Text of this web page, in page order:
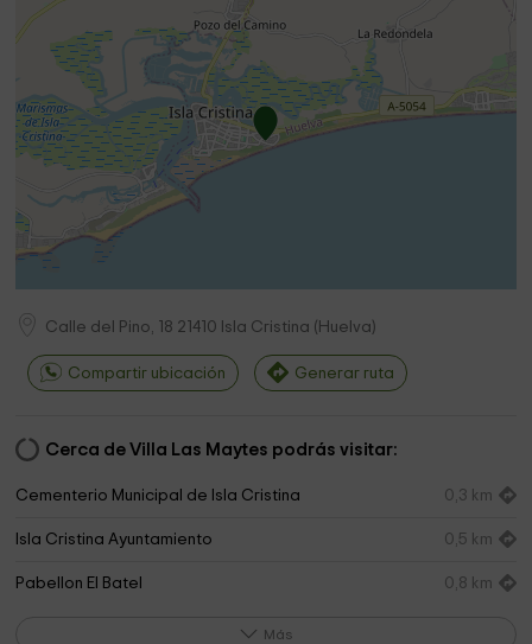
Calle del Pino, 18 21410 Isla Cristina ( Huelva)
Compartir ubicación Generar ruta
Cerca de Villa Las Maytes podrás visitar:
Cementerio Municipal de Isla Cristina 0,3 km
Isla Cristina Ayuntamiento 0,5 km
Pabellon El Batel 0,8 km
Más